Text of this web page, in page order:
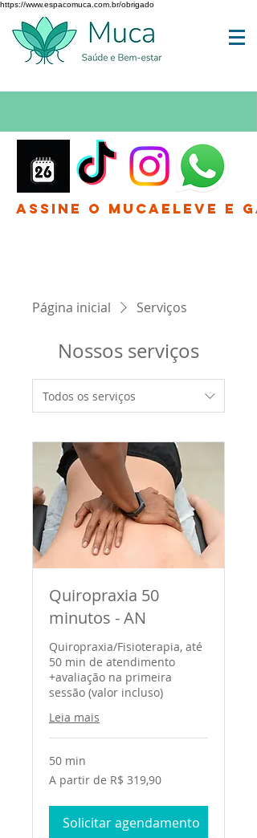
https://www.espacomuca.com.br/obrigado
Assine o MucaEleve e
Página inicial Serviços
Nossos serviços
Todos os serviços
Quiropraxia 50
minutos - AN
Quiropraxia/Fisioterapia, até
50 min de atendimento
+avaliação na primeira
sessão (valor incluso)
Leia mais
50 min
A
partir
brasileiros
A partir de R$ 319,90
Solicitar agendamento